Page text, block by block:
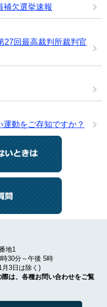
補欠選挙速報
27回最高裁判所裁判官
運動をご存知ですか？
地1
30分～午後 5時
月3日は除く)
は、各種お問い合わせをご覧